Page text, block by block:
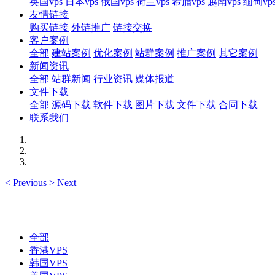
友情链接
购买链接 外链推广 链接交换
客户案例
全部 建站案例 优化案例 站群案例 推广案例 其它案例
新闻资讯
全部 站群新闻 行业资讯 媒体报道
文件下载
全部 源码下载 软件下载 图片下载 文件下载 合同下载
联系我们
< Previous > Next
全部
香港VPS
韩国VPS